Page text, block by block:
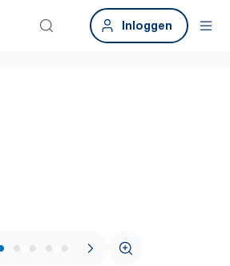
Inloggen
1 / 7